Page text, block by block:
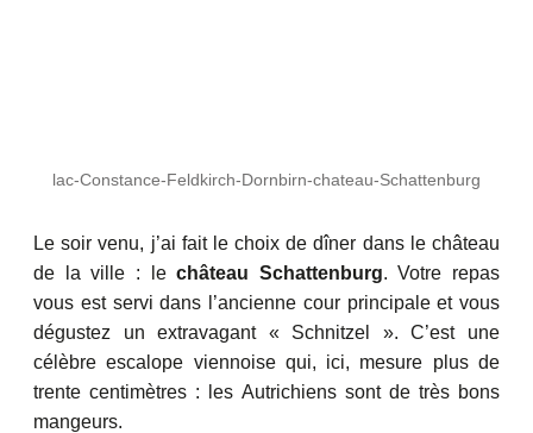
lac-Constance-Feldkirch-Dornbirn-chateau-Schattenburg
Le soir venu, j’ai fait le choix de dîner dans le château
de la ville : lechâteau Schattenburg. Votre repas
vous est servi dans l’ancienne cour principale et vous
dégustez un extravagant « Schnitzel ». C’est une
célèbre escalope viennoise qui, ici, mesure plus de
trente centimètres : les Autrichiens sont de très bons
mangeurs.